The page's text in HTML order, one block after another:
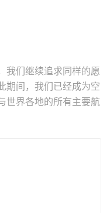
我们继续追求同样的愿
期间，我们已经成为空
世界各地的所有主要航